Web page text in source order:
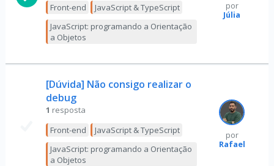
Front-end
JavaScript & TypeScript
JavaScript: programando a Orientação
a Objetos
por
Júlia
[Dúvida] Não consigo realizar o
debug
1 resposta
Front-end
JavaScript & TypeScript
JavaScript: programando a Orientação
a Objetos
por
Rafael